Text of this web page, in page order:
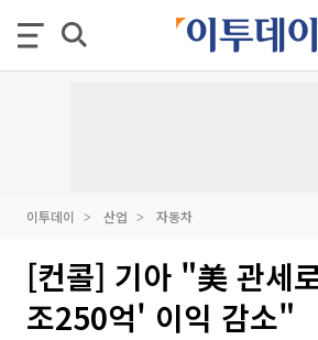
이투데이 산업 자동차
[컨콜] 기아 "美 관세
조250억' 이익 감소"